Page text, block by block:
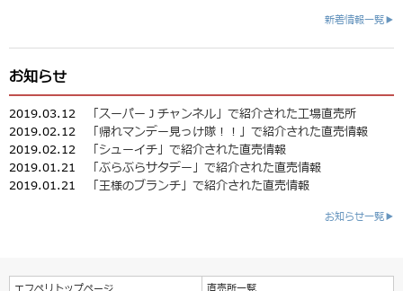
新着情報一覧▶
お知らせ
2019.03.12
「スーパーＪチャンネル」で紹介された工場直売所
2019.02.12
「帰れマンデー見っけ隊！！」で紹介された直売情報
2019.02.12
「シューイチ」で紹介された直売情報
2019.01.21
「ぶらぶらサタデー」で紹介された直売情報
2019.01.21
「王様のブランチ」で紹介された直売情報
お知らせ一覧▶